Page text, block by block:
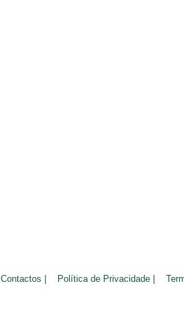
Contactos | Política de Privacidade |